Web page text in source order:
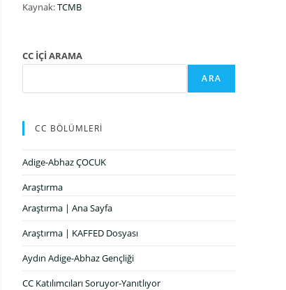
Kaynak:TCMB
CC İÇİ ARAMA
ARA
CC BÖLÜMLERİ
Adige-Abhaz ÇOCUK
Araştırma
Araştırma | Ana Sayfa
Araştırma | KAFFED Dosyası
Aydın Adige-Abhaz Gençliği
CC Katılımcıları Soruyor-Yanıtlıyor